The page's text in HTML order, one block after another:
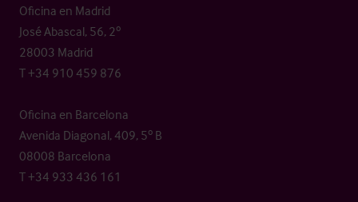
Oficina en Madrid
José Abascal, 56, 2º
28003 Madrid
T +34 910 459 876
Oficina en Barcelona
Avenida Diagonal, 409, 5º B
08008 Barcelona
T +34 933 436 161